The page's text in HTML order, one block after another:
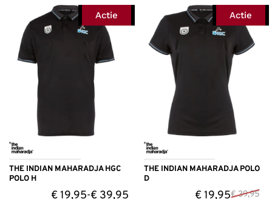
Actie
THE INDIAN MAHARADJA HGC
POLO H
€19,95-€39,95
Actie
THE INDIAN MAHARADJA POLO
D
€19,95€39,95